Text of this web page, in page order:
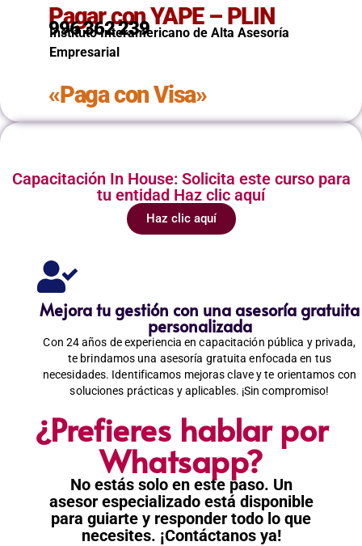
Pagar con YAPE – PLIN
996 362 239
Instituto Interamericano de Alta Asesoría
Empresarial
«Paga con Visa»
Capacitación In House: Solicita este curso para
tu entidad Haz clic aquí
Haz clic aquí
Mejora tu gestión con una asesoría gratuita
personalizada
Con 24 años de experiencia en capacitación pública y privada,
te brindamos una asesoría gratuita enfocada en tus
necesidades. Identificamos mejoras clave y te orientamos con
soluciones prácticas y aplicables. ¡Sin compromiso!
¿Prefieres hablar por
Whatsapp?
No estás solo en este paso. Un
asesor especializado está disponible
para guiarte y responder todo lo que
necesites. ¡Contáctanos ya!